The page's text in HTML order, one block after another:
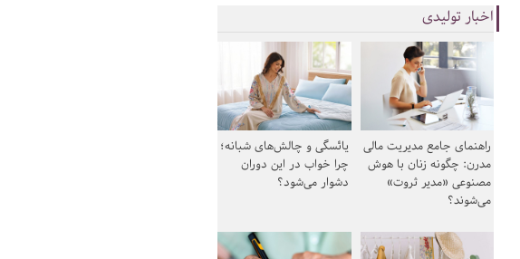
اخبار تولیدی
راهنمای جامع مدیریت مالی
مدرن: چگونه زنان با هوش
مصنوعی «مدیر ثروت»
می‌شوند؟
یائسگی و چالش‌های شبانه؛
چرا خواب در این دوران
دشوار می‌شود؟